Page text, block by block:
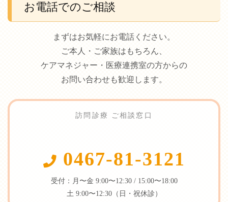
お電話でのご相談
まずはお気軽にお電話ください。
ご本人・ご家族はもちろん、
ケアマネジャー・医療連携室の方からの
お問い合わせも歓迎します。
訪問診療 ご相談窓口
0467-81-3121
受付：月〜金 9:00〜12:30 / 15:00〜18:00
土 9:00〜12:30（日・祝休診）